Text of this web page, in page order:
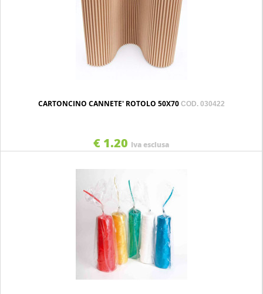
CARTONCINO CANNETE' ROTOLO 50X70 COD. 030422
€ 1.20 Iva esclusa